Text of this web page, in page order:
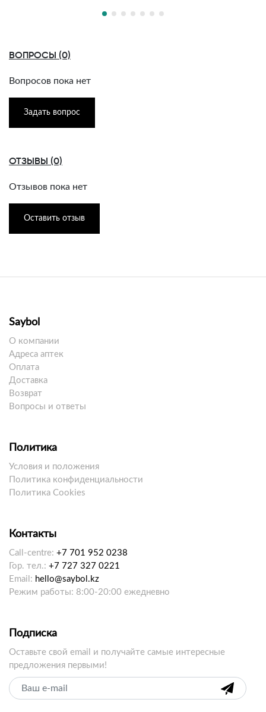
ВОПРОСЫ (0)
Вопросов пока нет
Задать вопрос
ОТЗЫВЫ (0)
Отзывов пока нет
Оставить отзыв
Saybol
О компании
Адреса аптек
Оплата
Доставка
Возврат
Вопросы и ответы
Политика
Условия и положения
Политика конфиденциальности
Политика Cookies
Контакты
Call-centre: +7 701 952 0238
Гор. тел.: +7 727 327 0221
Email: hello@saybol.kz
Режим работы: 8:00-20:00 ежедневно
Подписка
Оставьте свой email и получайте самые интересные
предложения первыми!